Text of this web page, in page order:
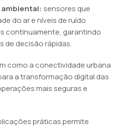
sensores que
do ar e níveis de ruído
continuamente, garantindo
de decisão rápidas.
como a conectividade urbana
a transformação digital das
mais seguras e
práticas permite